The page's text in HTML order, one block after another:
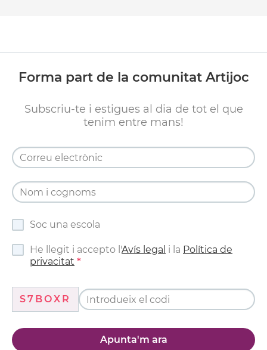
Forma part de la comunitat Artijoc
Subscriu-te i estigues al dia de tot el que
tenim entre mans!
Soc una escola
He llegit i accepto l'Avís legal i la Política de
privacitat
S7BOXR
Apunta'm ara